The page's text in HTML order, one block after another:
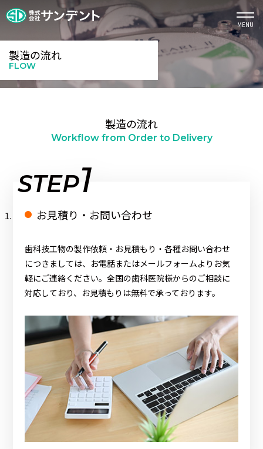
MENU
製造の流れ
FLOW
製造の流れ
Workflow from Order to Delivery
STEP1
お見積り・お問い合わせ
歯科技工物の製作依頼・お見積もり・各種お問い合わせ
につきましては、お電話またはメールフォームよりお気
軽にご連絡ください。全国の歯科医院様からのご相談に
対応しており、お見積もりは無料で承っております。